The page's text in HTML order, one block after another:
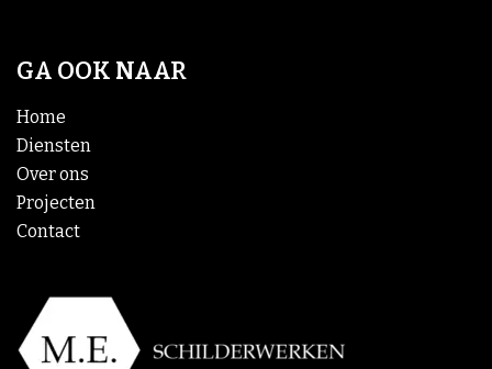
GA OOK NAAR
Home
Diensten
Over ons
Projecten
Contact